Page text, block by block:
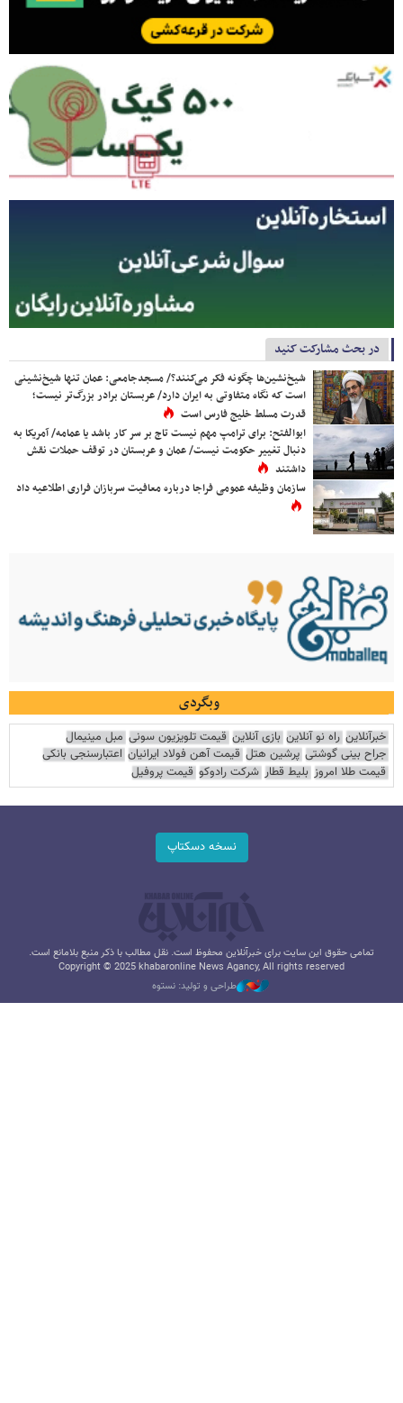
در بحث مشارکت کنید
شیخ‌نشین‌ها چگونه فکر می‌کنند؟/ مسجدجامعی: عمان تنها شیخ‌نشینی
است که نگاه متفاوتی به ایران دارد/ عربستان برادر بزرگ‌تر نیست؛
قدرت مسلط خلیج فارس است
ابوالفتح: برای ترامپ مهم نیست تاج بر سر کار باشد یا عمامه/ آمریکا به
دنبال تغییر حکومت نیست/ عمان و عربستان در توقف حملات نقش
داشتند
سازمان وظیفه عمومی فراجا درباره معافیت سربازان فراری اطلاعیه داد
وبگردی
خبرآنلاین راه نو آنلاین بازی آنلاین قیمت تلویزیون سونی مبل مینیمال
جراح بینی گوشتی پرشین هتل قیمت آهن فولاد ایرانیان اعتبارسنجی بانکی
قیمت طلا امروز بلیط قطار شرکت رادوکو قیمت پروفیل
نسخه دسکتاپ
تمامی حقوق این سایت برای خبرآنلاین محفوظ است. نقل مطالب با ذکر منبع بلامانع است.
Copyright © 2025 khabaronline News Agancy, All rights reserved
طراحی و تولید: نستوه